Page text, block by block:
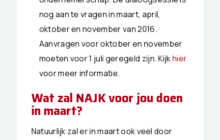
nog aan te vragen in maart, april,
oktober en november van 2016.
Aanvragen voor oktober en november
moeten voor 1 juli geregeld zijn. Kijkhier
voor meer informatie.
Wat zal NAJK voor jou doen
in maart?
Natuurlijk zal er in maart ook veel door